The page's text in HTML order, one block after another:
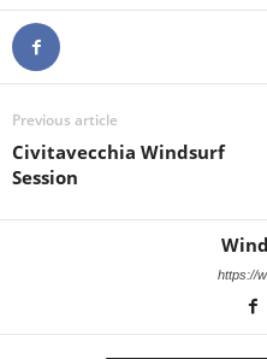
Previous article
Civitavecchia Windsurf
Session
https://